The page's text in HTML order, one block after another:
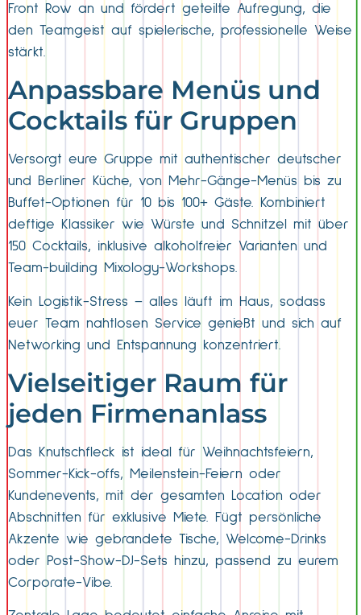
Front Row an und fördert geteilte Aufregung, die
den Teamgeist auf spielerische, professionelle Weise
stärkt.
Anpassbare Menüs und
Cocktails für Gruppen
Versorgt eure Gruppe mit authentischer deutscher
und Berliner Küche, von Mehr-Gänge-Menüs bis zu
Buffet-Optionen für 10 bis 100+ Gäste. Kombiniert
deftige Klassiker wie Würste und Schnitzel mit über
150 Cocktails, inklusive alkoholfreier Varianten und
Team-building Mixology-Workshops.
Kein Logistik-Stress – alles läuft im Haus, sodass
euer Team nahtlosen Service genießt und sich auf
Networking und Entspannung konzentriert.
Vielseitiger Raum für
jeden Firmenanlass
Das Knutschfleck ist ideal für Weihnachtsfeiern,
Sommer-Kick-offs, Meilenstein-Feiern oder
Kundenevents, mit der gesamten Location oder
Abschnitten für exklusive Miete. Fügt persönliche
Akzente wie gebrandete Tische, Welcome-Drinks
oder Post-Show-DJ-Sets hinzu, passend zu eurem
Corporate-Vibe.